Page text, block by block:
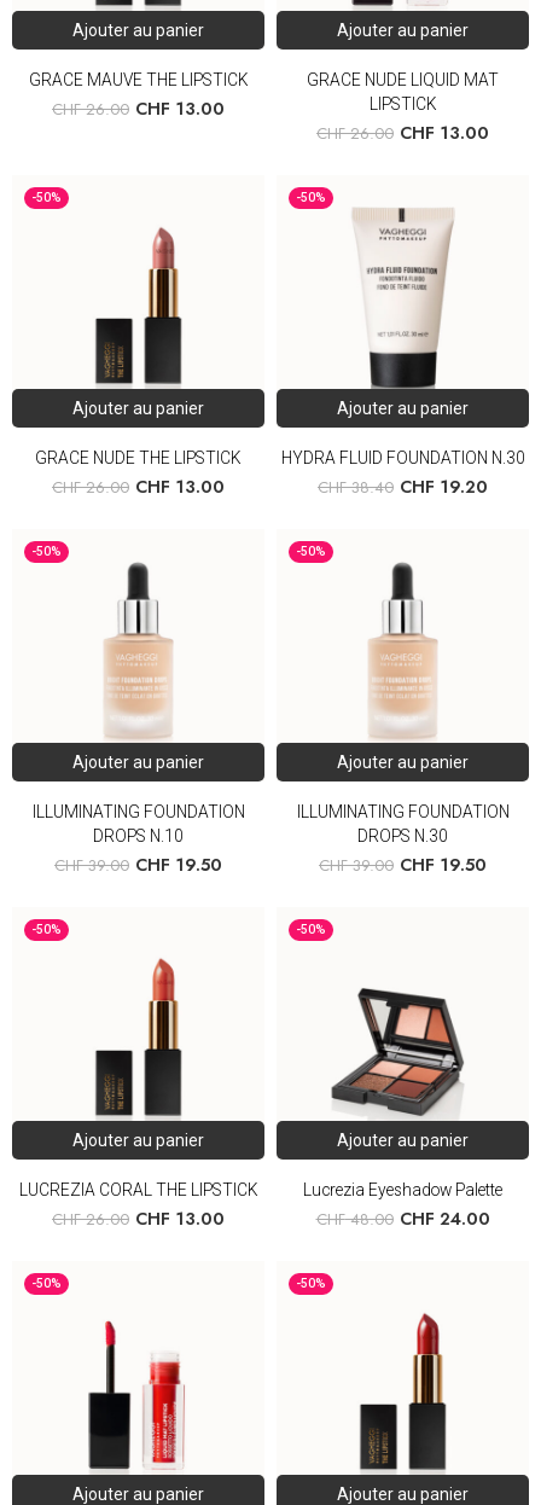
Ajouter au panier
GRACE MAUVE THE LIPSTICK
CHF26.00 CHF 13.00
Ajouter au panier
GRACE NUDE LIQUID MAT
LIPSTICK
CHF26.00 CHF 13.00
-50%
Ajouter au panier
GRACE NUDE THE LIPSTICK
CHF26.00 CHF 13.00
-50%
Ajouter au panier
HYDRA FLUID FOUNDATION N.30
CHF38.40 CHF 19.20
-50%
Ajouter au panier
ILLUMINATING FOUNDATION
DROPS N.10
CHF39.00 CHF 19.50
-50%
Ajouter au panier
ILLUMINATING FOUNDATION
DROPS N.30
CHF39.00 CHF 19.50
-50%
Ajouter au panier
LUCREZIA CORAL THE LIPSTICK
CHF26.00 CHF 13.00
-50%
Ajouter au panier
Lucrezia Eyeshadow Palette
CHF48.00 CHF 24.00
-50%
Ajouter au panier
-50%
Ajouter au panier